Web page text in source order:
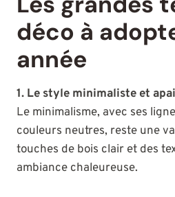
déco à
année
1. Le style minimaliste et
Le minimalisme, avec ses
couleurs neutres, reste une
touches de bois clair et des
ambiance chaleureuse.